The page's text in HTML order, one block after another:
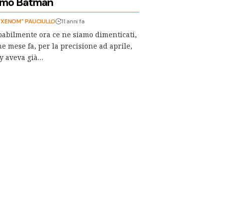
PAUCIULLO 11 anni fa
ora ce ne siamo dimenticati,
mese fa, per la precisione ad aprile,
aveva già…